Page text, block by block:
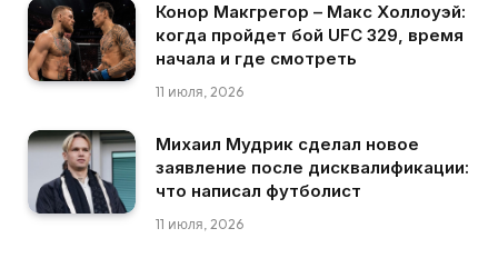
Конор Макгрегор – Макс Холлоуэй:
когда пройдет бой UFC 329, время
начала и где смотреть
11 июля, 2026
Михаил Мудрик сделал новое
заявление после дисквалификации:
что написал футболист
11 июля, 2026